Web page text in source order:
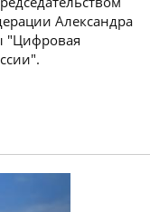
Александра
"Цифровая